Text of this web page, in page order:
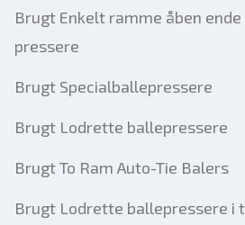
Brugt Enkelt ramme åben
pressere
Brugt Specialballepressere
Brugt Lodrette ballepressere
Brugt To Ram Auto-Tie Balers
Brugt Lodrette ballepressere i